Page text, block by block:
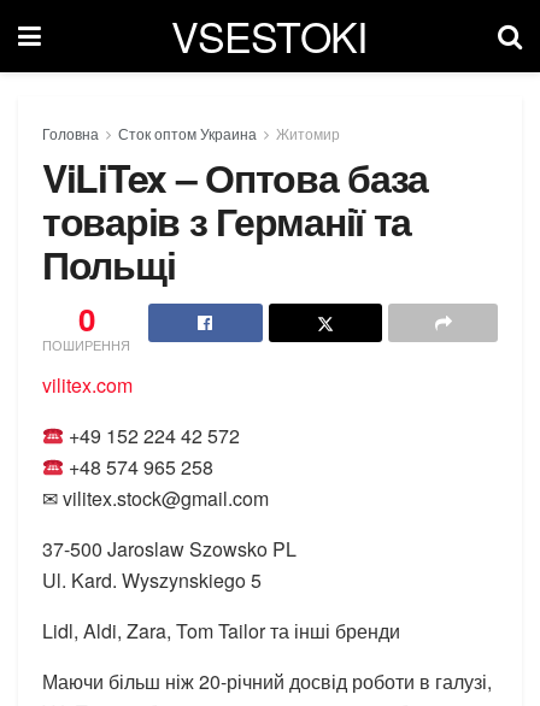
VSESTOKI
Головна Сток оптом Украина Житомир
ViLiTex – Оптова база
товарів з Германії та
Польщі
0
ПОШИРЕННЯ
vilitex.com
+49 152 224 42 572
+48 574 965 258
✉ vilitex.stock@gmail.com
37-500 Jaroslaw Szowsko PL
Ul. Kard. Wyszynskiego 5
Lidl, Aldi, Zara, Tom Tailor та інші бренди
Маючи більш ніж 20-річний досвід роботи в галузі,